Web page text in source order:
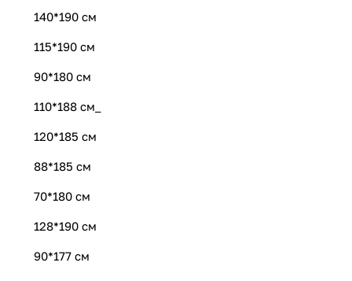
140*190 см
115*190 см
90*180 см
110*188 см_
120*185 см
88*185 см
70*180 см
128*190 см
90*177 см